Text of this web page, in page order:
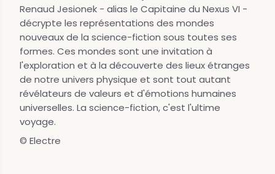
Renaud Jesionek - alias le Capitaine du Nexus VI -
décrypte les représentations des mondes
nouveaux de la science-fiction sous toutes ses
formes. Ces mondes sont une invitation à
l'exploration et à la découverte des lieux étranges
de notre univers physique et sont tout autant
révélateurs de valeurs et d'émotions humaines
universelles. La science-fiction, c'est l'ultime
voyage.
© Electre